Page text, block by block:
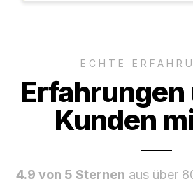
ECHTE
Kunden
4.9 von 5 Sternen aus über